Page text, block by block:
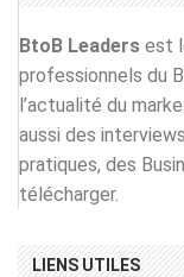
BtoB Leaders est
professionnels du
l’actualité du
aussi des
pratiques, des
télécharger.
LIENS UTILES